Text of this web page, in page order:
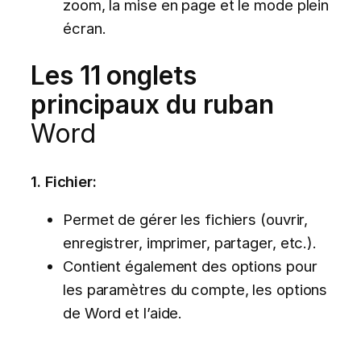
zoom, la mise en page et le mode plein
écran.
Les 11 onglets
principaux du ruban
Word
1. Fichier:
Permet de gérer les fichiers (ouvrir,
enregistrer, imprimer, partager, etc.).
Contient également des options pour
les paramètres du compte, les options
de Word et l’aide.